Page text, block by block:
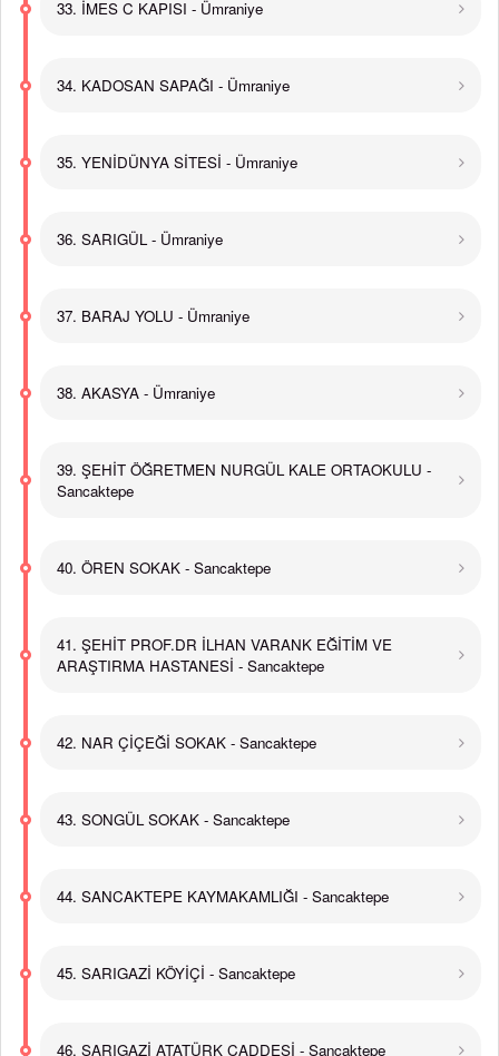
33. İMES C KAPISI - Ümraniye
34. KADOSAN SAPAĞI - Ümraniye
35. YENİDÜNYA SİTESİ - Ümraniye
36. SARIGÜL - Ümraniye
37. BARAJ YOLU - Ümraniye
38. AKASYA - Ümraniye
39. ŞEHİT ÖĞRETMEN NURGÜL KALE ORTAOKULU -
Sancaktepe
40. ÖREN SOKAK - Sancaktepe
41. ŞEHİT PROF.DR İLHAN VARANK EĞİTİM VE
ARAŞTIRMA HASTANESİ - Sancaktepe
42. NAR ÇİÇEĞİ SOKAK - Sancaktepe
43. SONGÜL SOKAK - Sancaktepe
44. SANCAKTEPE KAYMAKAMLIĞI - Sancaktepe
45. SARIGAZİ KÖYİÇİ - Sancaktepe
46. SARIGAZİ ATATÜRK CADDESİ - Sancaktepe